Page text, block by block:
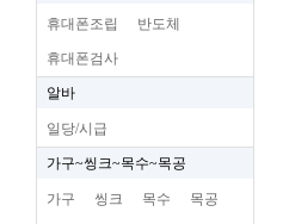
휴대폰조립 반도체
휴대폰검사
알바
일당/시급
가구~씽크~목수~목공
가구 씽크 목수 목공